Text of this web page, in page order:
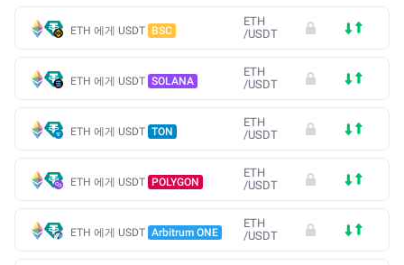
ETH 에게 USDT BSC
ETH
/USDT
ETH 에게 USDT SOLANA
ETH
/USDT
ETH 에게 USDT TON
ETH
/USDT
ETH 에게 USDT POLYGON
ETH
/USDT
ETH 에게 USDT Arbitrum ONE
ETH
/USDT